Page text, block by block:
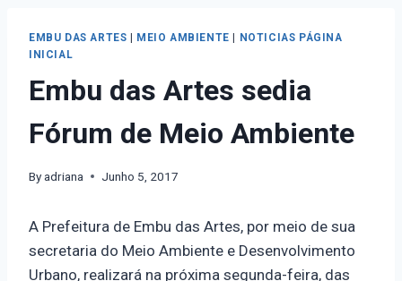
EMBU DAS ARTES MEIO AMBIENTE
NOTICIAS PÁGINA
INICIAL
Embu das Artes sedia
Fórum de Meio Ambiente
Byadriana Junho 5, 2017
A Prefeitura de Embu das Artes, por meio de sua
secretaria do Meio Ambiente e Desenvolvimento
Urbano, realizará na próxima segunda-feira, das